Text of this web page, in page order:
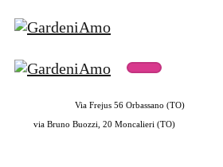
Via Frejus 56 Orbassano (TO)
via Bruno Buozzi, 20 Moncalieri (TO)